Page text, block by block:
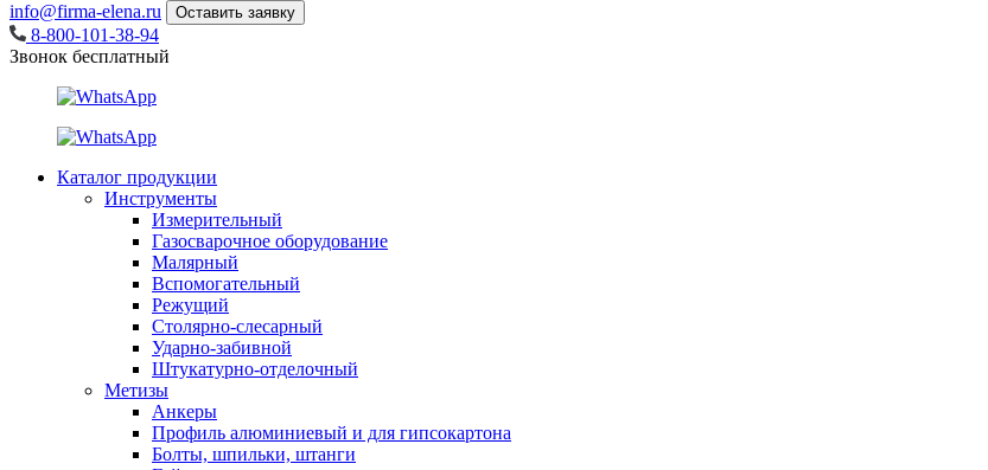
info@firma-elena.ru Оставить заявку
8-800-101-38-94
Звонок бесплатный
Каталог продукции
Инструменты
Измерительный
Газосварочное оборудование
Малярный
Вспомогательный
Режущий
Столярно-слесарный
Ударно-забивной
Штукатурно-отделочный
Метизы
Анкеры
Профиль алюминиевый и для гипсокартона
Болты, шпильки, штанги